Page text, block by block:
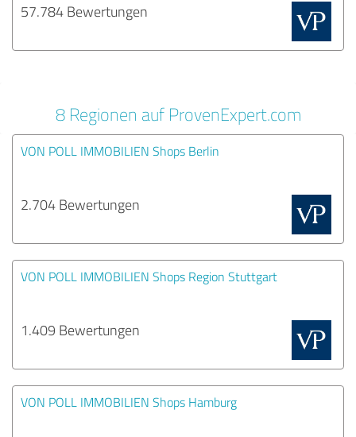
57.784 Bewertungen
8 Regionen auf ProvenExpert.com
VON POLL IMMOBILIEN Shops Berlin
2.704 Bewertungen
VON POLL IMMOBILIEN Shops Region Stuttgart
1.409 Bewertungen
VON POLL IMMOBILIEN Shops Hamburg